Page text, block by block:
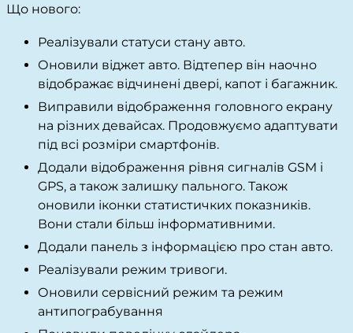
Що нового:
Реалізували статуси стану авто.
Оновили віджет авто. Відтепер він наочно
відображає відчинені двері, капот і багажник.
Виправили відображення головного екрану
на різних девайсах. Продовжуємо адаптувати
під всі розміри смартфонів.
Додали відображення рівня сигналів GSM і
GPS, а також залишку пального. Також
оновили іконки статистичких показників.
Вони стали більш інформативними.
Додали панель з інформацією про стан авто.
Реалізували режим тривоги.
Оновили сервісний режим та режим
антипограбування